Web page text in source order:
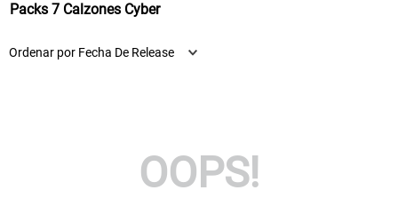
Packs 7 Calzones Cyber
Ordenar por Fecha De Release
OOPS!